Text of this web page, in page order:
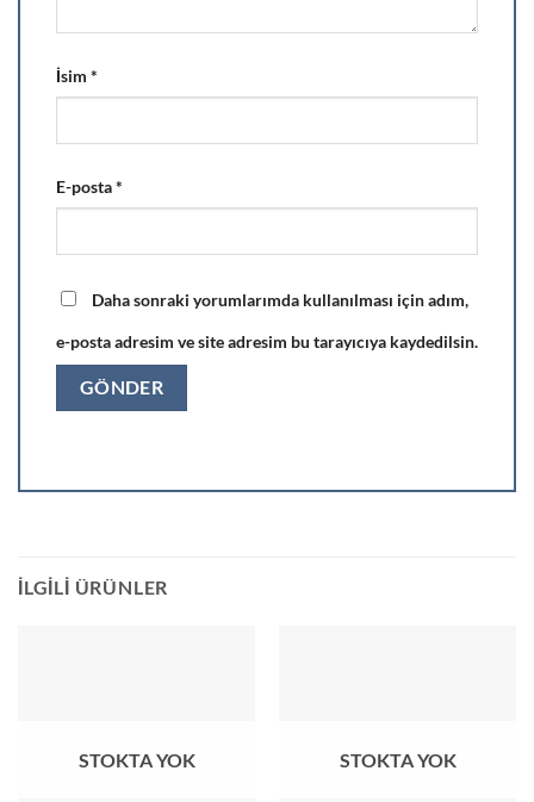
İsim *
E-posta*
Daha sonraki yorumlarımda kullanılması için adım,
e-posta adresim ve site adresim bu tarayıcıya kaydedilsin.
İLGILI ÜRÜNLER
STOKTA YOK STOKTA YOK